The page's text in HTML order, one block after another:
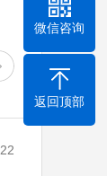
22
微信咨询
返回顶部